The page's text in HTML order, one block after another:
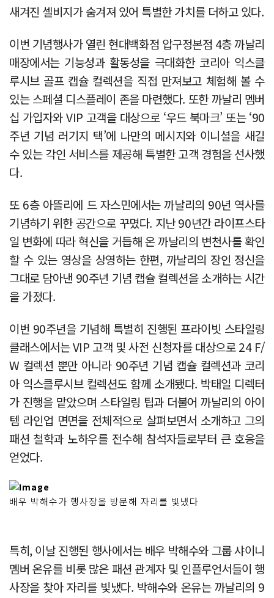
새겨진 셀비지가 숨겨져 있어 특별한 가치를 더하고 있다.
이번 기념행사가 열린 현대백화점 압구정본점 4층 까날리
매장에서는 기능성과 활동성을 극대화한 코리아 익스클
루시브 골프 캡슐 컬렉션을 직접 만져보고 체험해 볼 수
있는 스페셜 디스플레이 존을 마련했다. 또한 까날리 멤버
십 가입자와 VIP 고객을 대상으로 ‘우드 북마크’ 또는 ‘90
주년 기념 러기지 택’에 나만의 메시지와 이니셜을 새길
수 있는 각인 서비스를 제공해 특별한 고객 경험을 선사했
다.
또 6층 아뜰리에 드 자스민에서는 까날리의 90년 역사를
기념하기 위한 공간으로 꾸몄다. 지난 90년간 라이프스타
일 변화에 따라 혁신을 거듭해 온 까날리의 변천사를 확인
할 수 있는 영상을 상영하는 한편, 까날리의 장인 정신을
그대로 담아낸 90주년 기념 캡슐 컬렉션을 소개하는 시간
을 가졌다.
이번 90주년을 기념해 특별히 진행된 프라이빗 스타일링
클래스에서는 VIP 고객 및 사전 신청자를 대상으로 24 F/
W 컬렉션 뿐만 아니라 90주년 기념 캡슐 컬렉션과 코리
아 익스클루시브 컬렉션도 함께 소개됐다. 박태일 디렉터
가 진행을 맡았으며 스타일링 팁과 더불어 까날리의 아이
템 라인업 면면을 전체적으로 살펴보면서 소개하고 그의
패션 철학과 노하우를 전수해 참석자들로부터 큰 호응을
얻었다.
배우 박해수가 행사장을 방문해 자리를 빛냈다
특히, 이날 진행된 행사에서는 배우 박해수와 그룹 샤이니
멤버 온유를 비롯 많은 패션 관계자 및 인플루언서들이 행
사장을 찾아 자리를 빛냈다. 박해수와 온유는 까날리의 9